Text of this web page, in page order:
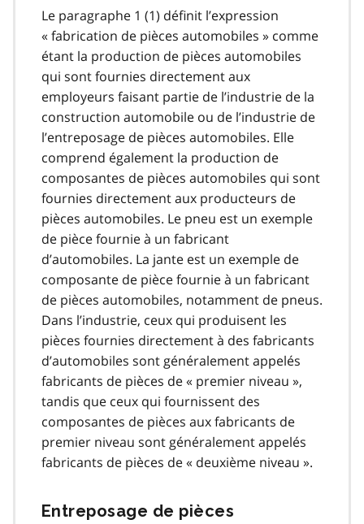
Le paragraphe 1 (1) définit l’expression
« fabrication de pièces automobiles » comme
étant la production de pièces automobiles
qui sont fournies directement aux
employeurs faisant partie de l’industrie de la
construction automobile ou de l’industrie de
l’entreposage de pièces automobiles. Elle
comprend également la production de
composantes de pièces automobiles qui sont
fournies directement aux producteurs de
pièces automobiles. Le pneu est un exemple
de pièce fournie à un fabricant
d’automobiles. La jante est un exemple de
composante de pièce fournie à un fabricant
de pièces automobiles, notamment de pneus.
Dans l’industrie, ceux qui produisent les
pièces fournies directement à des fabricants
d’automobiles sont généralement appelés
fabricants de pièces de « premier niveau »,
tandis que ceux qui fournissent des
composantes de pièces aux fabricants de
premier niveau sont généralement appelés
fabricants de pièces de « deuxième niveau ».
Entreposage de pièces